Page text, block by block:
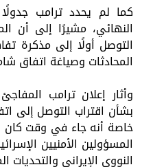
كما لم يحدد ترامب جدولًا
النهائي، مشيرًا إلى أن
التوصل أولًا إلى مذكرة
المحادثات وصياغة اتفاق
وأثار إعلان ترامب
بشأن اقتراب التوصل إلى
خاصة أنه جاء في وقت كان
المسؤولين الأمنيين
النووي الإيراني والتحديات